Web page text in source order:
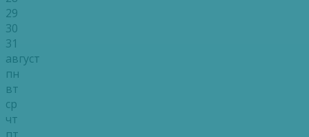
29
30
31
август
пн
вт
ср
чт
пт